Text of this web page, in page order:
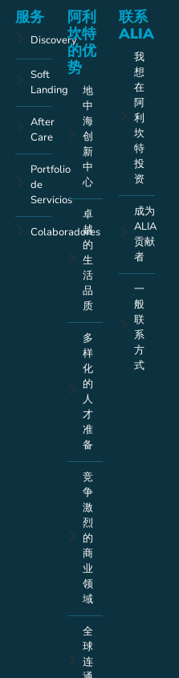
服务
Discovery
Soft
Landing
After
Care
Portfolio
de
Servicios
Colaboradores
阿利
坎特
的优
势
地
中
海
创
新
中
心
卓
越
的
生
活
品
质
多
样
化
的
人
才
准
备
竞
争
激
烈
的
商
业
领
域
全
球
连
联系
ALIA
我
想
在
阿
利
坎
特
投
资
成为
ALIA
贡献
者
一
般
联
系
方
式